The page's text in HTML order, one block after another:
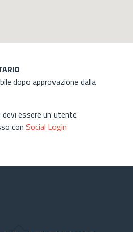
dopo approvazione dalla
essere un utente
con Social Login